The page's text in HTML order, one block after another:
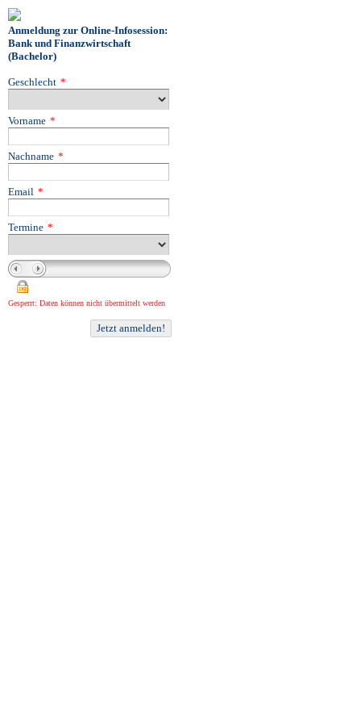
Anmeldung zur Online-Infosession:
Bank und Finanzwirtschaft
(Bachelor)
Geschlecht *
Vorname *
Nachname *
Email *
Termine *
Gesperrt: Daten können nicht übermittelt werden